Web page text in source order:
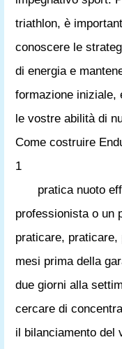
triathlon, è
conoscere le
di energia e
formazione iniziale,
le vostre abilità di
Come costruire
1
pratica nuoto
professionista o un
praticare, praticare,
mesi prima della
due giorni alla
cercare di
il bilanciamento del